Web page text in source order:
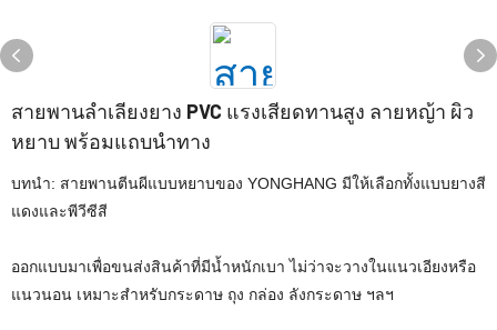
สายพานลำเลียงยาง PVC แรงเสียดทานสูง ลายหญ้า ผิว
หยาบ พร้อมแถบนำทาง
บทนำ: สายพานตีนผีแบบหยาบของ YONGHANG มีให้เลือกทั้งแบบยางสี
แดงและพีวีซีสี
ออกแบบมาเพื่อขนส่งสินค้าที่มีน้ำหนักเบา ไม่ว่าจะวางในแนวเอียงหรือ
แนวนอน เหมาะสำหรับกระดาษ ถุง กล่อง ลังกระดาษ ฯลฯ